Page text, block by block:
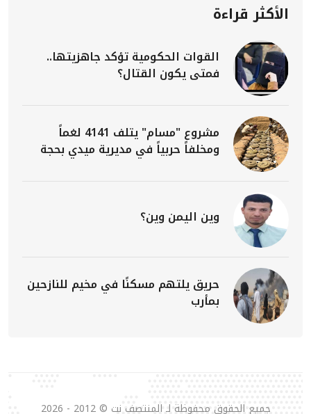
الأكثر قراءة
القوات الحكومية تؤكد جاهزيتها..
فمتى يكون القتال؟
مشروع "مسام" يتلف 4141 لغماً
ومخلفاً حربياً في مديرية ميدي بحجة
وين اليمن وين؟
حريق يلتهم مسكنًا في مخيم للنازحين
بمأرب
جميع الحقوق محفوظة لـ المنتصف نت © 2012 - 2026